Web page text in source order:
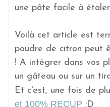
une pâte facile à
Voilà cet article est
poudre de citron peut
! A intégrer dans vos
un gâteau ou sur un
Et c'est, une fois de
et 100% RECUP :D